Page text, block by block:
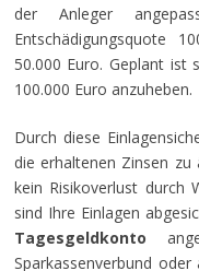
der Anleger
Entschädigungsquote
50.000 Euro. Geplant ist
100.000 Euro anzuheben.
Durch diese
die erhaltenen Zinsen
kein Risikoverlust durch
sind Ihre Einlagen
Tagesgeldkonto
Sparkassenverbund